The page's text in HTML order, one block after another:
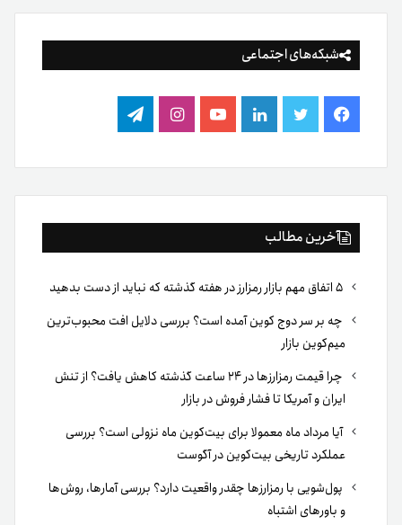
شبکه‌های اجتماعی
فیس
بوک
توییتر لینکدینیوتیوباینستاگرام
تلگرام
آخرین مطالب
چه بر سر دوج کوین آمده است؟ بررسی دلایل افت محبوب‌ترین
میم‌کوین بازار
چرا قیمت رمزارزها در ۲۴ ساعت گذشته کاهش یافت؟ از تنش
ایران و آمریکا تا فشار فروش در بازار
آیا مرداد ماه معمولا برای بیت‌کوین ماه نزولی است؟ بررسی
عملکرد تاریخی بیت‌کوین در آگوست
پول‌شویی با رمزارزها چقدر واقعیت دارد؟ بررسی آمارها، روش‌ها
و باورهای اشتباه